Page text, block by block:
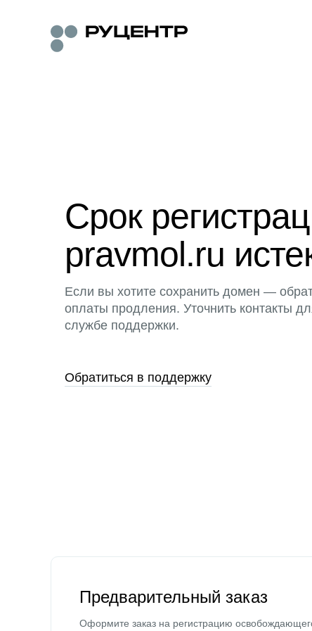
Срок
pravmol.ru
Если вы хотите сохранить домен —
оплаты продления. Уточнить контакты
службе поддержки.
Обратиться в поддержку
Предварительный заказ
Оформите заказ на регистрацию